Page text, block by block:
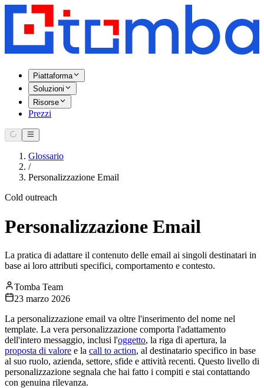
Piattaforma
Soluzioni
Risorse
Prezzi
Glossario
/
Personalizzazione Email
Cold outreach
Personalizzazione Email
La pratica di adattare il contenuto delle email ai singoli destinatari in
base ai loro attributi specifici, comportamento e contesto.
Tomba Team
23 marzo 2026
La personalizzazione email va oltre l'inserimento del nome nel
template. La vera personalizzazione comporta l'adattamento
dell'intero messaggio, inclusi l'oggetto, la riga di apertura, la
proposta di valore e la call to action, al destinatario specifico in base
al suo ruolo, azienda, settore, sfide e attività recenti. Questo livello di
personalizzazione segnala che hai fatto i compiti e stai contattando
con genuina rilevanza.